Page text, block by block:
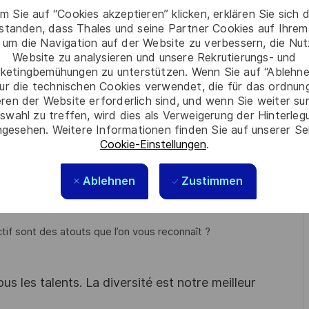
Sie auf “Cookies akzeptieren” klicken, erklären Sie sich
dass Thales und seine Partner Cookies auf
um die Navigation auf der Website zu verbessern, die
Website zu analysieren und unsere Rekrutierungs- und
zu unterstützen. Wenn Sie auf
die technischen Cookies verwendet, die für das
der Website erforderlich sind, und wenn Sie weiter
zu treffen, wird dies als Verweigerung der
Weitere Informationen finden Sie auf unserer
Cookie-Einstellungen.
Ablehnen Zustimmen
dans un environnement international ?
continue des processus financiers ?
ou École de commerce et avez de l’expérience sur :
sont des atouts que l’on vous reconnaît ?
les talents. La diversité est notre meilleur